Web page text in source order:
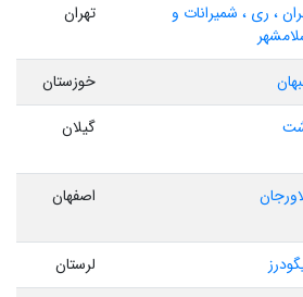
، ری ، شمیرانات و
تهران
خوزستان
گیلان
اصفهان
لرستان